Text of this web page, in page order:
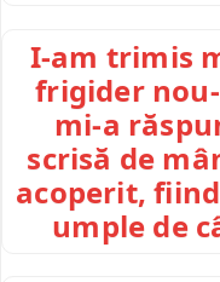
I-am trimis
frigider
mi-a
scrisă de
acoperit,
umple de